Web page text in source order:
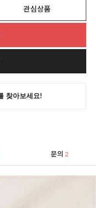
관심상품
문의 2